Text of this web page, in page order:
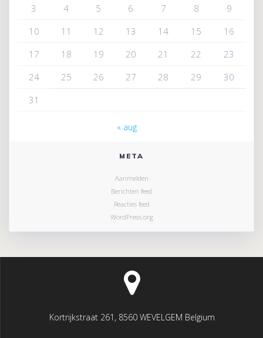
3
4 5 6 7 8
9
10
11 12 13 14 15
16
17
18 19 20 21 22
23
24
25 26 27 28 29
30
31
« aug
META
Aanmelden
Berichten feed
Reacties feed
WordPress.org
Kortrijkstraat 261, 8560 WEVELGEM Belgium